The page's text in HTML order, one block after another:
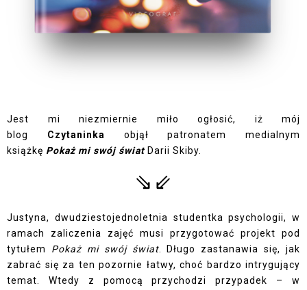
Jest mi niezmiernie miło ogłosić, iż mój
blog Czytaninka objął patronatem medialnym
książkę Pokaż mi swój świat Darii Skiby.
⇘⇙
Justyna, dwudziestojednoletnia studentka psychologii, w
ramach zaliczenia zajęć musi przygotować projekt pod
tytułem Pokaż mi swój świat. Długo zastanawia się, jak
zabrać się za ten pozornie łatwy, choć bardzo intrygujący
temat. Wtedy z pomocą przychodzi przypadek – w